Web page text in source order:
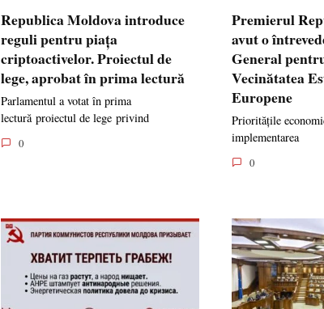
Republica Moldova introduce
reguli pentru piața
criptoactivelor. Proiectul de
lege, aprobat în prima lectură
Parlamentul a votat în prima
lectură proiectul de lege privind
0
Premierul
avut o
General
Vecinătatea
Europene
Prioritățile
implementarea
0